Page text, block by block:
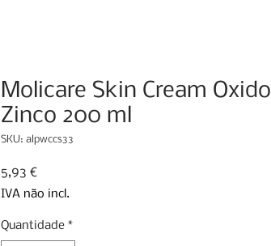
Molicare Skin Cream Oxido
Zinco 200 ml
SKU: alpwccs33
5,93 €Preço
IVA não incl.
Quantidade *